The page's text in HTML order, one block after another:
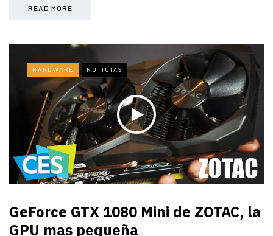
READ MORE
HARDWARE NOTICIAS
GeForce GTX 1080 Mini de ZOTAC, la
GPU mas pequeña